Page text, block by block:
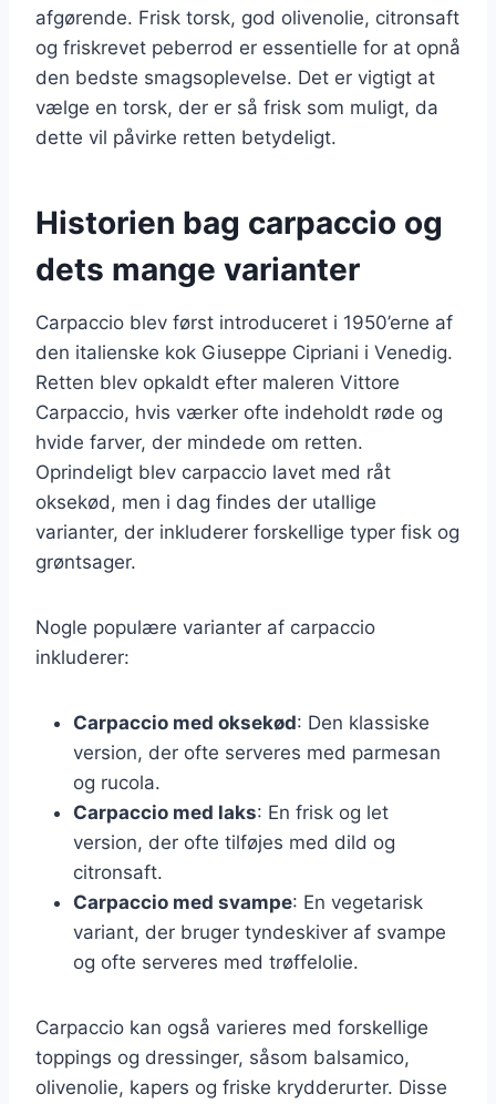
afgørende. Frisk torsk, god olivenolie, citronsaft
og friskrevet peberrod er essentielle for at opnå
den bedste smagsoplevelse. Det er vigtigt at
vælge en torsk, der er så frisk som muligt, da
dette vil påvirke retten betydeligt.
Historien bag carpaccio og
dets mange varianter
Carpaccio blev først introduceret i 1950’erne af
den italienske kok Giuseppe Cipriani i Venedig.
Retten blev opkaldt efter maleren Vittore
Carpaccio, hvis værker ofte indeholdt røde og
hvide farver, der mindede om retten.
Oprindeligt blev carpaccio lavet med råt
oksekød, men i dag findes der utallige
varianter, der inkluderer forskellige typer fisk og
grøntsager.
Nogle populære varianter af carpaccio
inkluderer:
Carpaccio med oksekød: Den klassiske
version, der ofte serveres med parmesan
og rucola.
Carpaccio med laks: En frisk og let
version, der ofte tilføjes med dild og
citronsaft.
Carpaccio med svampe: En vegetarisk
variant, der bruger tyndeskiver af svampe
og ofte serveres med trøffelolie.
Carpaccio kan også varieres med forskellige
toppings og dressinger, såsom balsamico,
olivenolie, kapers og friske krydderurter. Disse